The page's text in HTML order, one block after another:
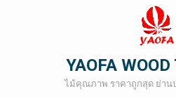
YAOFA
ไม้คุณภาพ ราคาถูกสุด ย่าน